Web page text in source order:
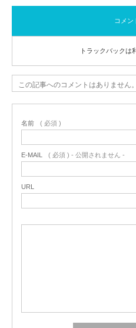
コメン
トラックバックは
この記事へのコメントはありません。
名前 ( 必須 )
E-MAIL ( 必須 ) - 公開されません -
URL